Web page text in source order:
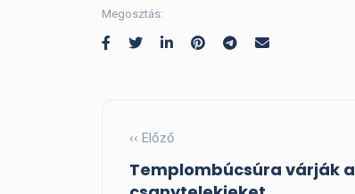
Megosztás:
‹‹ Előző
Templombúcsúra várják a